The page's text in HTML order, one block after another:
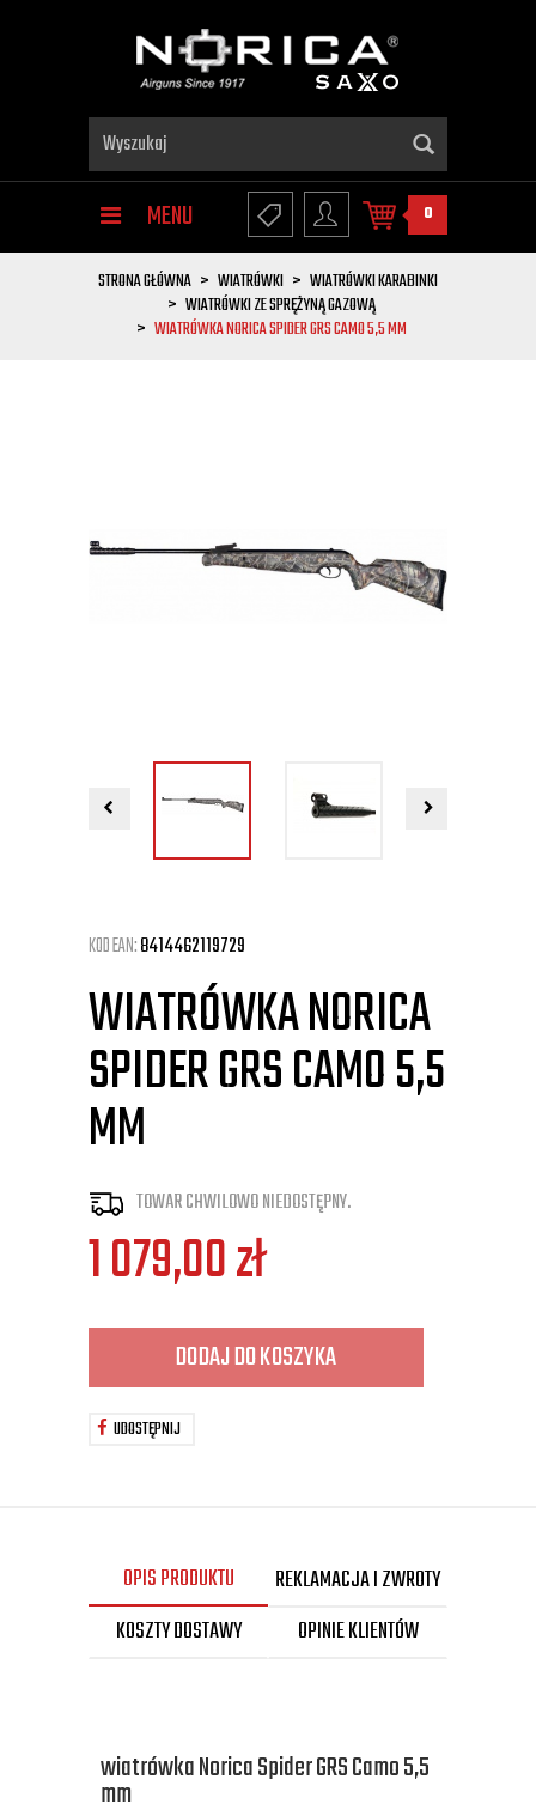
MENU 0
STRONA GŁÓWNA WIATRÓWKI
WIATRÓWKI KARABINKI
WIATRÓWKI ZE SPRĘŻYNĄ GAZOWĄ
WIATRÓWKA NORICA SPIDER GRS CAMO 5,5 MM
KOD EAN:8414462119729
WIATRÓWKA NORICA
SPIDER GRS CAMO 5,5
MM
TOWAR CHWILOWO NIEDOSTĘPNY.
1 079,00zł
DODAJ DO KOSZYKA
UDOSTĘPNIJ
OPIS PRODUKTU
REKLAMACJA I ZWROTY
KOSZTY DOSTAWY
OPINIE KLIENTÓW
wiatrówka Norica Spider GRS Camo 5,5
mm